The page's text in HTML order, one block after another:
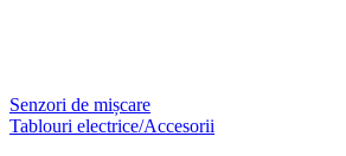
Senzori de mișcare
Tablouri electrice/Accesorii